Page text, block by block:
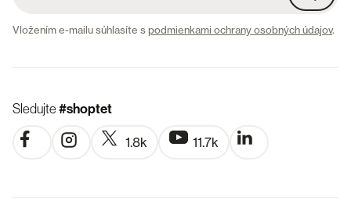
Vložením e-mailu súhlasíte spodmienkami ochrany osobných údajov.
Sledujte#shoptet
1.8k 11.7k